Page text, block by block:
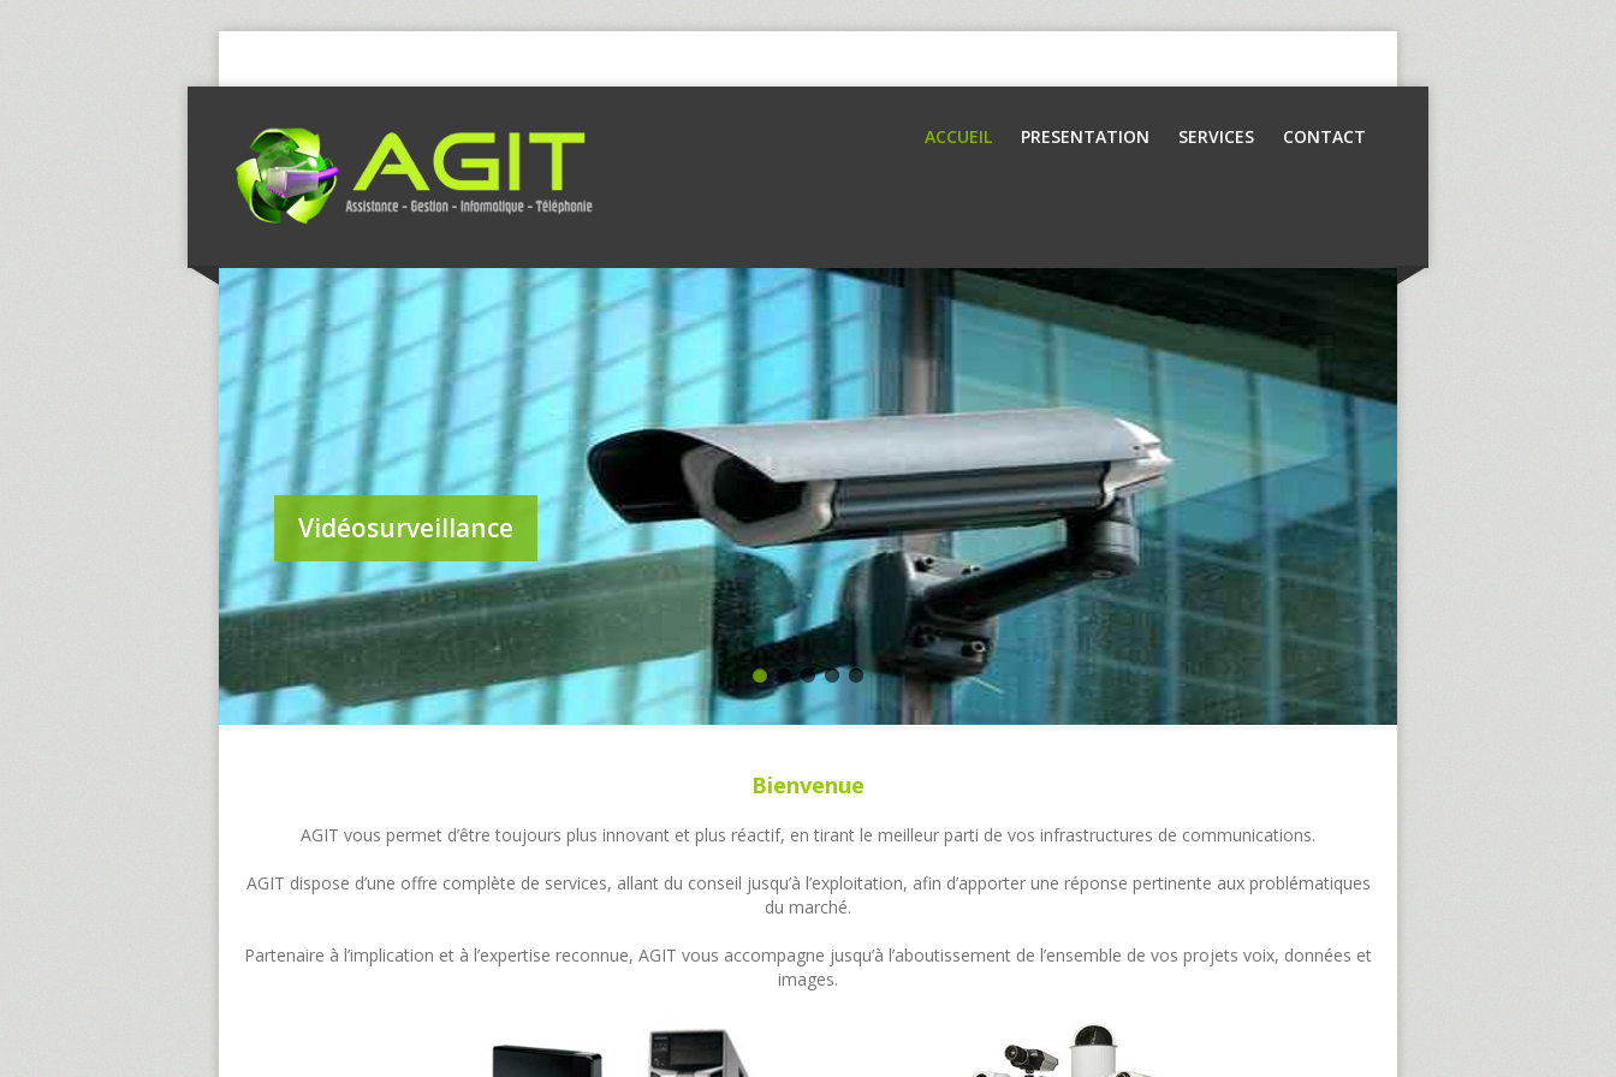
ACCUEIL PRESENTATION SERVICES CONTACT
Vidéosurveillance
Bienvenue
AGIT vous permet d’être toujours plus innovant et plus réactif, en tirant le meilleur parti de vos infrastructures de communications.
AGIT dispose d’une offre complète de services, allant du conseil jusqu’à l’exploitation, afin d’apporter une réponse pertinente aux problématiques
du marché.
Partenaire à l’implication et à l’expertise reconnue, AGIT vous accompagne jusqu’à l’aboutissement de l’ensemble de vos projets voix, données et
images.